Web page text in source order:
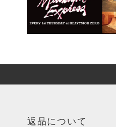
返品について